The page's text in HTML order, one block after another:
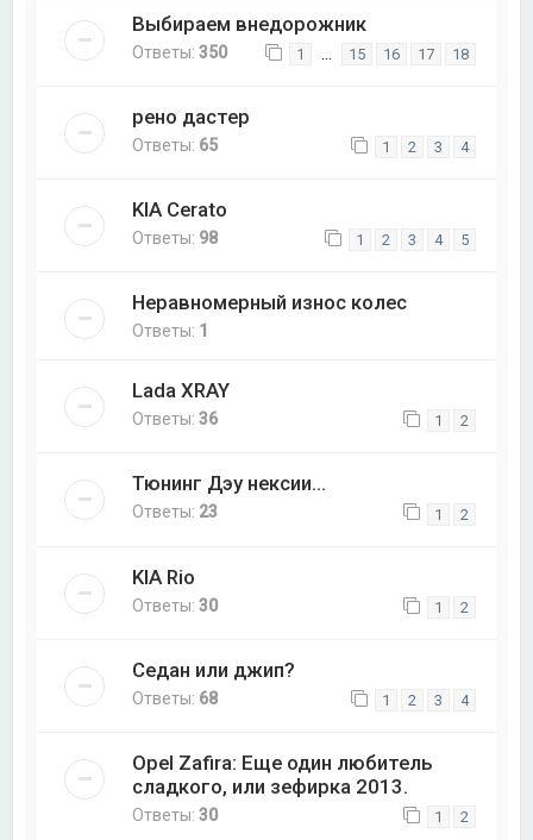
Выбираем внедорожник
Ответы:350 1 15 16 17 18
рено дастер
Ответы: 65 1 2 3 4
KIA Cerato
Ответы: 98 1 2 3 4 5
Неравномерный износ колес
Ответы: 1
Lada XRAY
Ответы:36 1 2
Тюнинг Дэу нексии...
Ответы: 23 1 2
KIA Rio
Ответы:30 1 2
Седан или джип?
Ответы: 68 1 2 3 4
Opel Zafira: Еще один любитель
сладкого, или зефирка 2013.
Ответы:30 1 2